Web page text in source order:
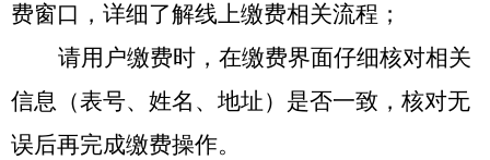
费窗口， 详细了解线上缴费相关流程 ；
请用户缴费时，在缴费界面仔细核对相关
信息（表号、姓名、地址）是否一致，核对无
误后再完成缴费操作。